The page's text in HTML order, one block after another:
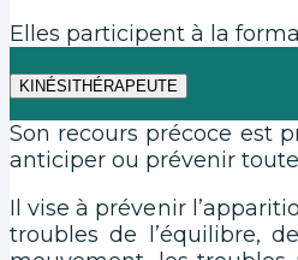
Elles participent à la
KINÉSITHÉRAPEUTE
Son recours précoce est
anticiper ou prévenir
Il vise à prévenir
troubles de l’équilibre,